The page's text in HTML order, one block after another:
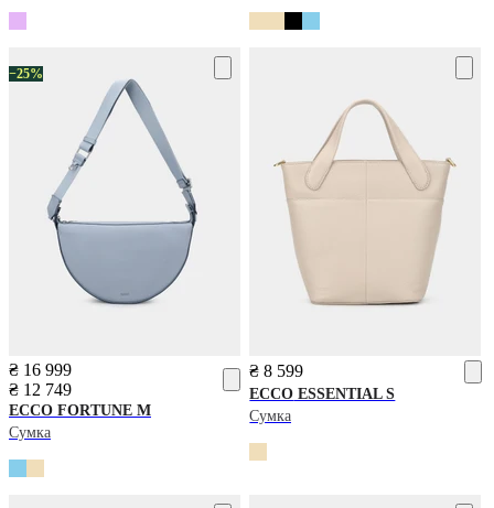
−25%
₴ 16 999
₴ 12 749
ECCO FORTUNE M
Сумка
₴ 8 599
ECCO ESSENTIAL S
Сумка